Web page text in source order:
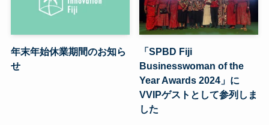
年末年始休業期間のお知ら
せ
「SPBD Fiji
Businesswoman of the
Year Awards 2024」に
VVIPゲストとして参列しま
した